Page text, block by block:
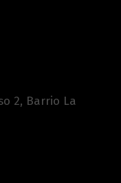
2, Barrio La